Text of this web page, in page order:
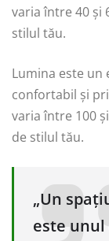
varia între 40 și
stilul tău.
Lumina este un
confortabil și
varia între 100
de stilul tău.
„Un
este